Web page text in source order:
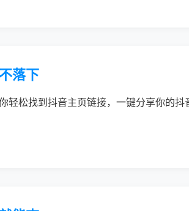
落下
松找到抖音主页链接，一键分享你的抖